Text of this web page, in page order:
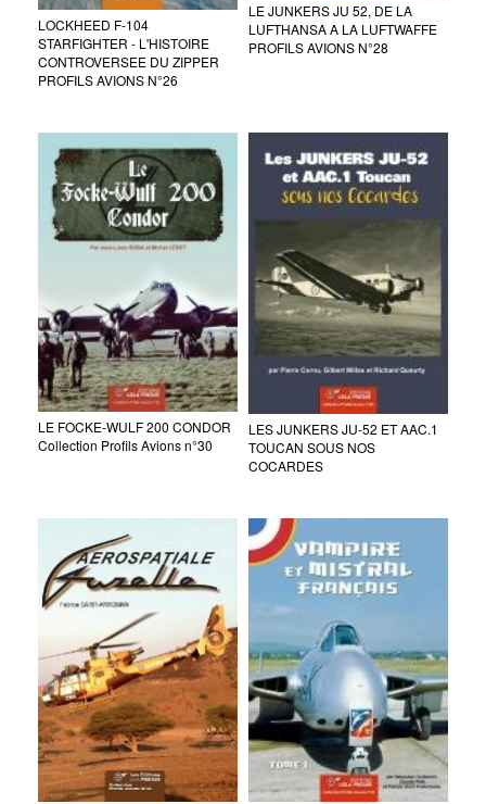
LOCKHEED F-104
STARFIGHTER - L'HISTOIRE
CONTROVERSEE DU ZIPPER
PROFILS AVIONS N°26
LE JUNKERS JU 52, DE LA
LUFTHANSA A LA LUFTWAFFE
PROFILS AVIONS N°28
LE FOCKE-WULF 200 CONDOR
Collection Profils Avions n°30
LES JUNKERS JU-52 ET AAC.1
TOUCAN SOUS NOS
COCARDES